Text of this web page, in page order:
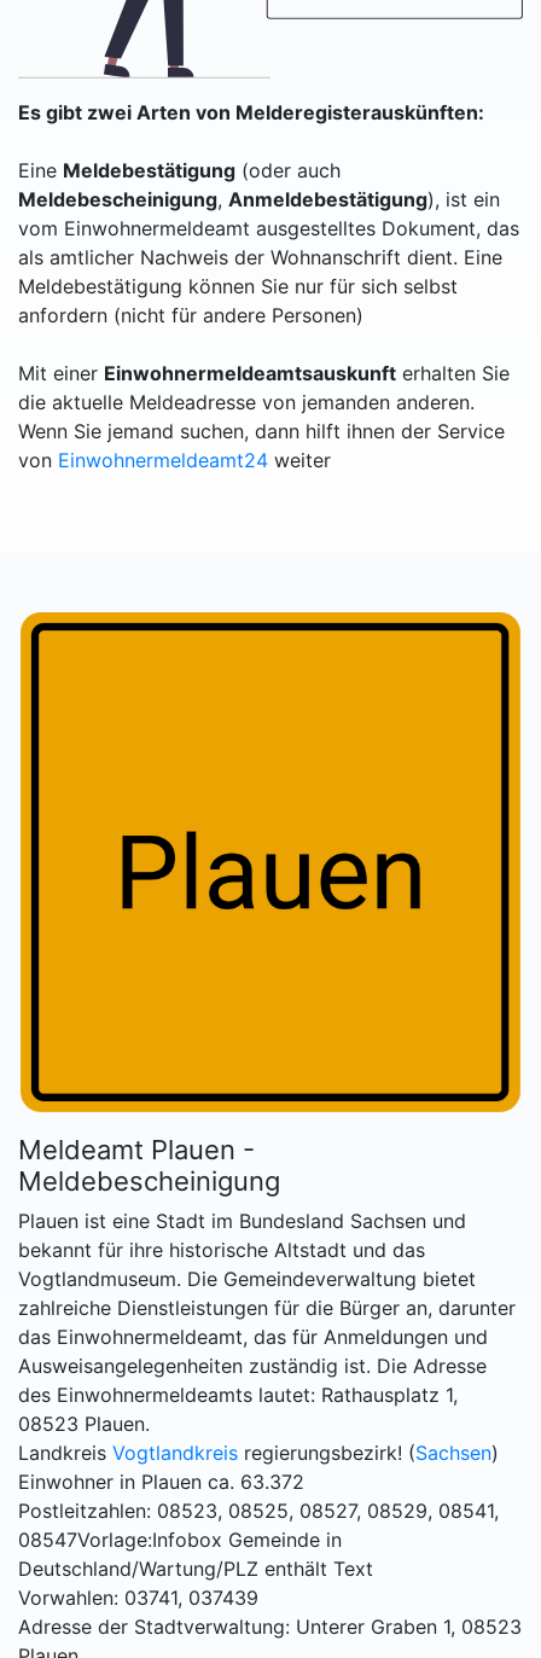
Es gibt zwei Arten von Melderegisterauskünften:
Eine Meldebestätigung (oder auch
Meldebescheinigung, Anmeldebestätigung), ist ein
vom Einwohnermeldeamt ausgestelltes Dokument, das
als amtlicher Nachweis der Wohnanschrift dient. Eine
Meldebestätigung können Sie nur für sich selbst
anfordern (nicht für andere Personen)
Mit einer Einwohnermeldeamtsauskunft erhalten Sie
die aktuelle Meldeadresse von jemanden anderen.
Wenn Sie jemand suchen, dann hilft ihnen der Service
von Einwohnermeldeamt24 weiter
Meldeamt Plauen -
Meldebescheinigung
Plauen ist eine Stadt im Bundesland Sachsen und
bekannt für ihre historische Altstadt und das
Vogtlandmuseum. Die Gemeindeverwaltung bietet
zahlreiche Dienstleistungen für die Bürger an, darunter
das Einwohnermeldeamt, das für Anmeldungen und
Ausweisangelegenheiten zuständig ist. Die Adresse
des Einwohnermeldeamts lautet: Rathausplatz 1,
08523 Plauen.
Landkreis Vogtlandkreis regierungsbezirk! (Sachsen)
Einwohner in Plauen ca. 63.372
Postleitzahlen: 08523, 08525, 08527, 08529, 08541,
08547Vorlage:Infobox Gemeinde in
Deutschland/Wartung/PLZ enthält Text
Vorwahlen: 03741, 037439
Adresse der Stadtverwaltung: Unterer Graben 1, 08523